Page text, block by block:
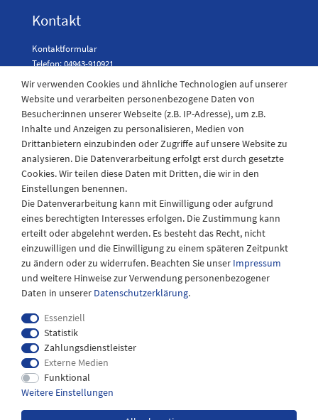
Kontakt
Kontaktformular
Telefon: 04943-910921
Laden Öffnungszeiten
Montag - Freitag
08:30 - 12:30 und 13.00 - 17.30 Uhr
Samstags
08:30 bis 12:30 Uhr
Impressum
Widerrufs­recht
Wir verwenden Cookies und ähnliche Technologien auf unserer
Website und verarbeiten personenbezogene Daten von
Besucher:innen unserer Webseite (z.B. IP-Adresse), um z.B.
Inhalte und Anzeigen zu personalisieren, Medien von
Drittanbietern einzubinden oder Zugriffe auf unsere Website zu
analysieren. Die Datenverarbeitung erfolgt erst durch gesetzte
Cookies. Wir teilen diese Daten mit Dritten, die wir in den
Einstellungen benennen.
Die Datenverarbeitung kann mit Einwilligung oder aufgrund
eines berechtigten Interesses erfolgen. Die Zustimmung kann
erteilt oder abgelehnt werden. Es besteht das Recht, nicht
einzuwilligen und die Einwilligung zu einem späteren Zeitpunkt
zu ändern oder zu widerrufen. Beachten Sie unser Impressum
und weitere Hinweise zur Verwendung personenbezogener
Daten in unserer Daten­schutz­erklärung.
Essenziell
Statistik
Zahlungsdienstleister
Externe Medien
Funktional
Weitere Einstellungen